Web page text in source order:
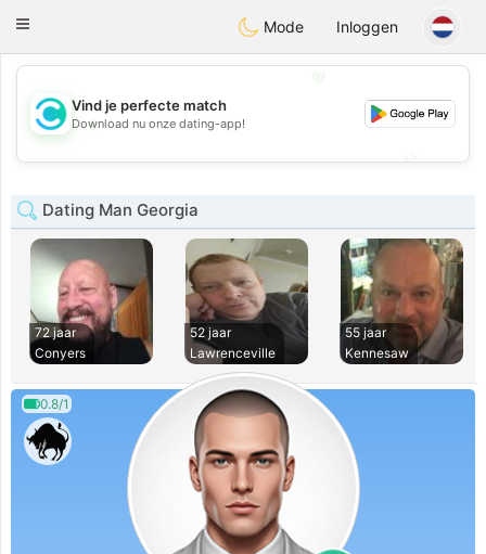
olombiaCitas
Toggle
Mode Inloggen
💖
💕
Vind je perfecte match
Download nu onze dating-app!
Dating Man Georgia
72 jaar
Conyers
52 jaar
Lawrenceville
55 jaar
Kennesaw
0.8/1